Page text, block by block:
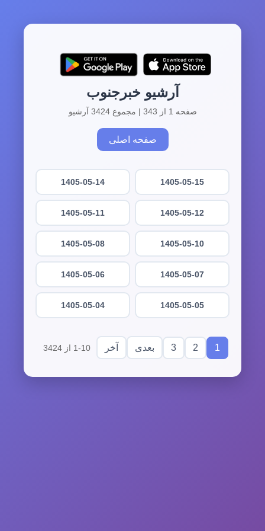
آرشیو خبرجنوب
صفحه 1 از 343 | مجموع 3424 آرشیو
صفحه اصلی
1405-05-15
1405-05-14
1405-05-12
1405-05-11
1405-05-10
1405-05-08
1405-05-07
1405-05-06
1405-05-05
1405-05-04
1
2
3 بعدی آخر 1-10 از 3424